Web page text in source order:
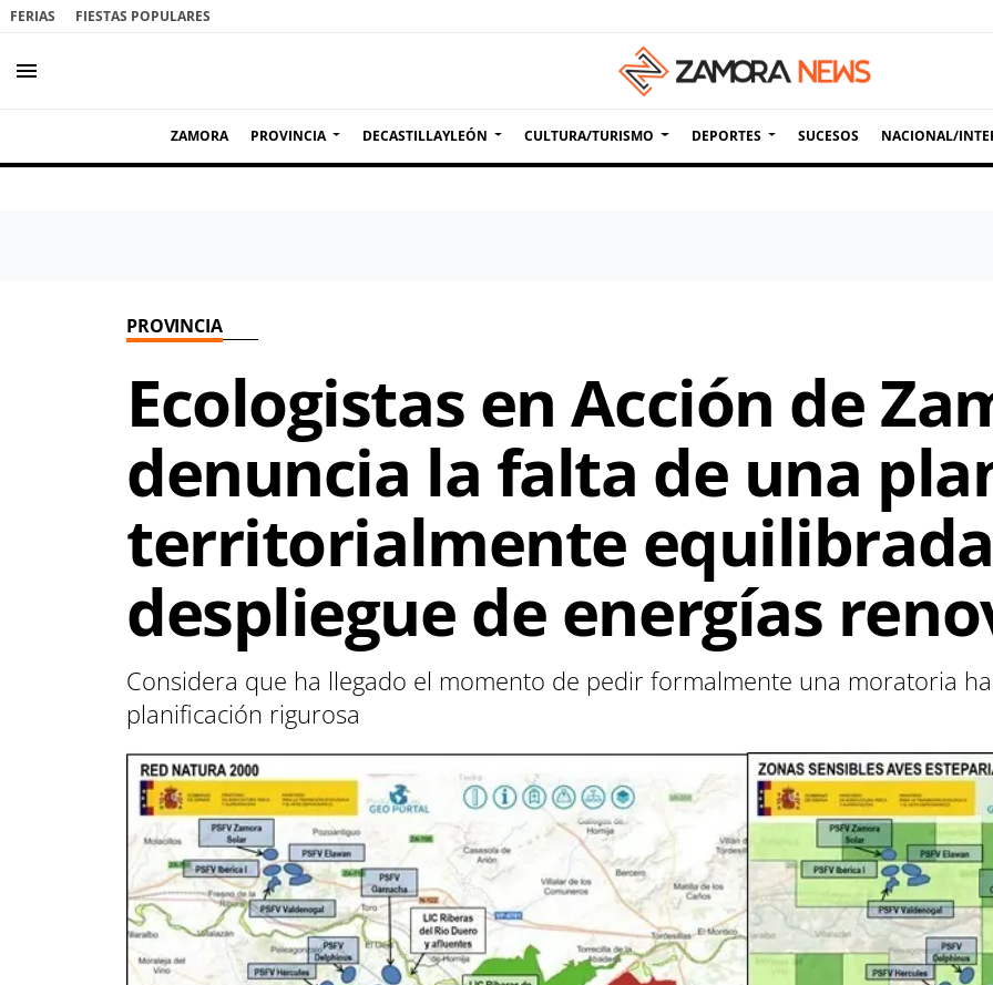
FERIAS FIESTAS POPULARES
menu
ZAMORA PROVINCIA DECASTILLAYLEÓN CULTURA/TURISMO DEPORTES SUCESOS NACIONAL/
PROVINCIA
Ecologistas en Acción de
denuncia la falta de una
territorialmente
despliegue de energías
Considera que ha llegado el momento de pedir formalmente una moratoria
planificación rigurosa